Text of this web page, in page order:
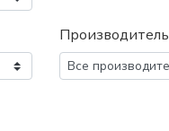
Производитель